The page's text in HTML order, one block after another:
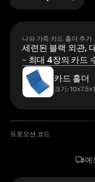
나파 가죽 카드 홀더 추가
세련된 블랙 외관,
– 최대 4장의 카드
카드 홀더
크기:
프로모션 코드
예